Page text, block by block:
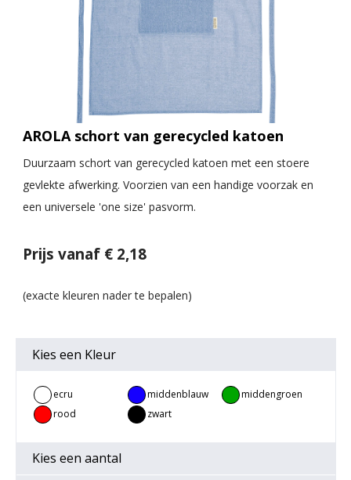
AROLA schort van gerecycled katoen
Duurzaam schort van gerecycled katoen met een stoere
gevlekte afwerking. Voorzien van een handige voorzak en
een universele 'one size' pasvorm.
Prijs vanaf € 2,18
Kies een Kleur
ecru middenblauw
middengroen
rood
zwart
Kies een aantal